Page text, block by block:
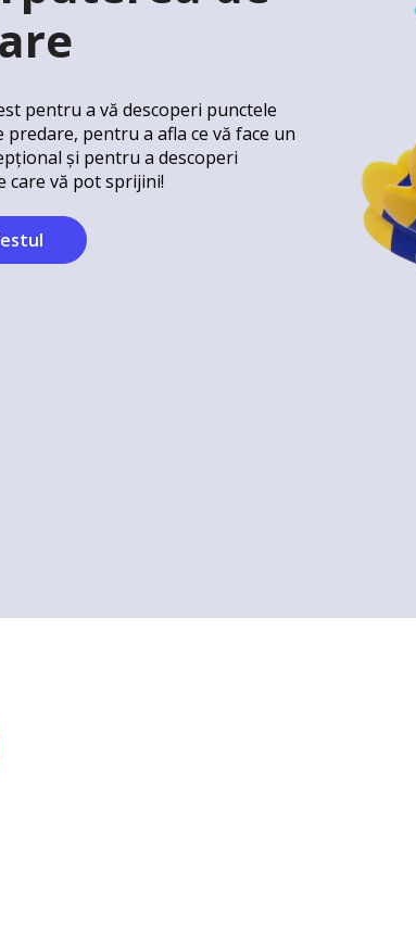
pentru a vă descoperi punctele
predare, pentru a afla ce vă face un
și pentru a descoperi
care vă pot sprijini!